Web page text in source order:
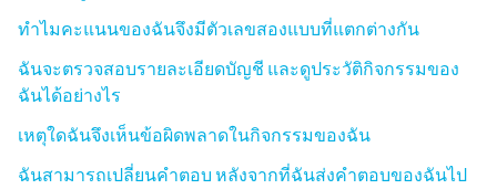
ทำไมคะแนนของฉันจึงมีตัวเลขสองแบบที่แตกต่างกัน
ฉันจะตรวจสอบรายละเอียดบัญชี และดูประวัติกิจกรรมของ
ฉันได้อย่างไร
เหตุใดฉันจึงเห็นข้อผิดพลาดในกิจกรรมของฉัน
ฉันสามารถเปลี่ยนคำตอบ หลังจากที่ฉันส่งคำตอบของฉันไป